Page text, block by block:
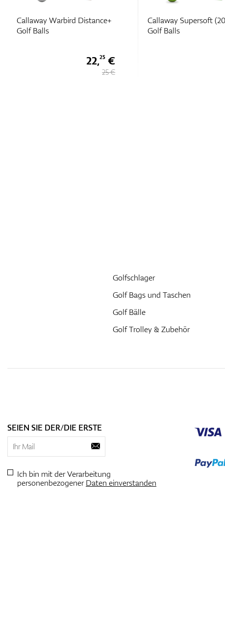
Callaway Warbird Distance+
Golf Balls
22,25 €
25 €
Callaway Supersoft
Golf Balls
Golfschlager
Golf Bags und Taschen
Golf Bälle
Golf Trolley & Zubehör
SEIEN SIE DER/DIE ERSTE
Ich bin mit der Verarbeitung
personenbezogenerDaten einverstanden